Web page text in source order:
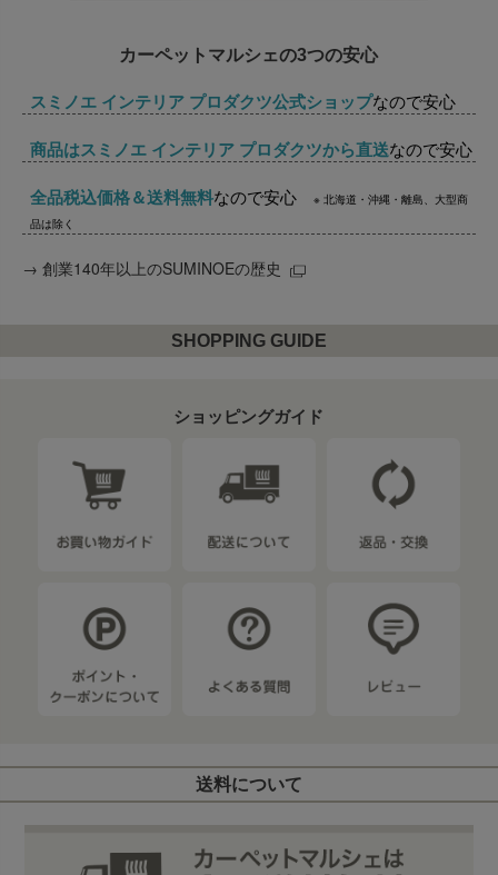
カーペットマルシェの3つの安心
スミノエ インテリア プロダクツ公式ショップなので安心
商品はスミノエ インテリア プロダクツから直送なので安心
全品税込価格＆送料無料なので安心※ 北海道・沖縄・離島、大型商
品は除く
→ 創業140年以上のSUMINOEの歴史
SHOPPING GUIDE
ショッピングガイド
送料について